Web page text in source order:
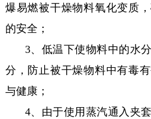
爆易燃被干燥物料氧化变质
的安全；
3、低温下使物料中的水分
分，防止被干燥物料中有毒
与健康；
4、由于使用蒸汽通入夹套